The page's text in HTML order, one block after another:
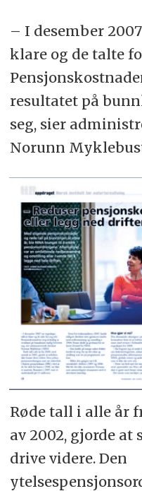
– I desember
klare og de talte
resultatet på
seg, sier
Norunn
Røde tall i alle år
av 2002, gjorde
drive videre. Den